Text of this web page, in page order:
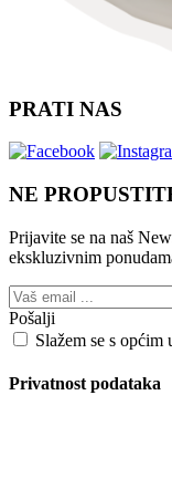
PRATI NAS
NE
Prijavite se na naš
ekskluzivnim
Pošalji
Slažem se s općim
Privatnost podataka